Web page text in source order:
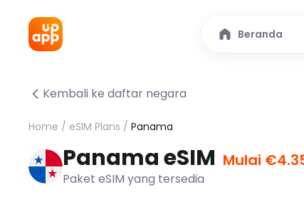
Beranda
Kembali ke daftar negara
Home / eSIM Plans / Panama
Panama eSIM Mulai
Paket eSIM yang tersedia